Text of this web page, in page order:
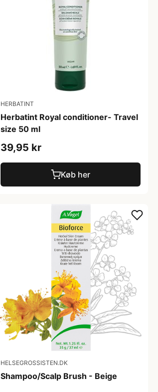
HERBATINT
Herbatint Royal conditioner- Travel
size 50 ml
39,95 kr
Køb her
HELSEGROSSISTEN.DK
Shampoo/Scalp Brush - Beige